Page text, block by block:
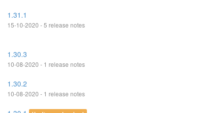
1.31.1
15-10-2020 - 5 release notes
1.30.3
10-08-2020 - 1 release notes
1.30.2
10-08-2020 - 1 release notes